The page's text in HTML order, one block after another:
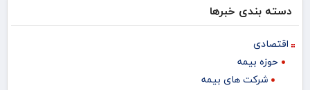
دسته بندی خبرها
اقتصادی
حوزه بیمه
شرکت های بیمه